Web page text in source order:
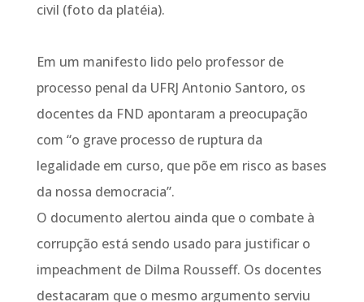
civil (foto da platéia).
Em um manifesto lido pelo professor de
processo penal da UFRJ Antonio Santoro, os
docentes da FND apontaram a preocupação
com “o grave processo de ruptura da
legalidade em curso, que põe em risco as bases
da nossa democracia”.
O documento alertou ainda que o combate à
corrupção está sendo usado para justificar o
impeachment de Dilma Rousseff. Os docentes
destacaram que o mesmo argumento serviu